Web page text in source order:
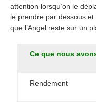
attention lorsqu’on le
le prendre par dessous
que l’Angel reste sur un
Ce que nous
Rendement